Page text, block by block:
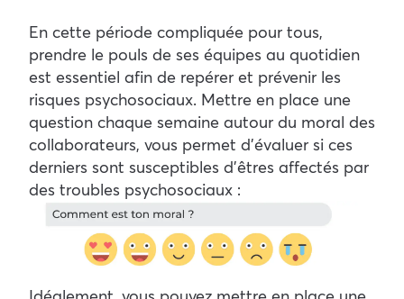
En cette période compliquée pour tous,
prendre le pouls de ses équipes au quotidien
est essentiel afin de repérer et prévenir les
risques psychosociaux. Mettre en place une
question chaque semaine autour du moral des
collaborateurs, vous permet d’évaluer si ces
derniers sont susceptibles d’êtres affectés par
des troubles psychosociaux :